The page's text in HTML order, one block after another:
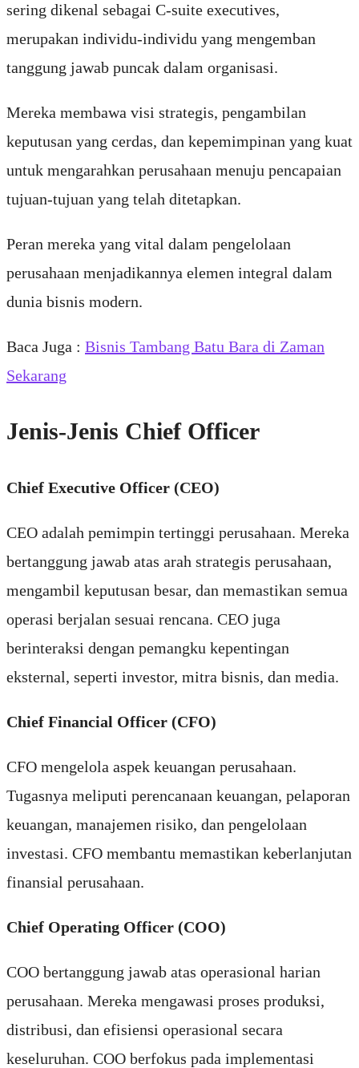
sering dikenal sebagai C-suite executives,
merupakan individu-individu yang mengemban
tanggung jawab puncak dalam organisasi.
Mereka membawa visi strategis, pengambilan
keputusan yang cerdas, dan kepemimpinan yang kuat
untuk mengarahkan perusahaan menuju pencapaian
tujuan-tujuan yang telah ditetapkan.
Peran mereka yang vital dalam pengelolaan
perusahaan menjadikannya elemen integral dalam
dunia bisnis modern.
Baca Juga : Bisnis Tambang Batu Bara di Zaman
Sekarang
Jenis-Jenis Chief Officer
Chief Executive Officer (CEO)
CEO adalah pemimpin tertinggi perusahaan. Mereka
bertanggung jawab atas arah strategis perusahaan,
mengambil keputusan besar, dan memastikan semua
operasi berjalan sesuai rencana. CEO juga
berinteraksi dengan pemangku kepentingan
eksternal, seperti investor, mitra bisnis, dan media.
Chief Financial Officer (CFO)
CFO mengelola aspek keuangan perusahaan.
Tugasnya meliputi perencanaan keuangan, pelaporan
keuangan, manajemen risiko, dan pengelolaan
investasi. CFO membantu memastikan keberlanjutan
finansial perusahaan.
Chief Operating Officer (COO)
COO bertanggung jawab atas operasional harian
perusahaan. Mereka mengawasi proses produksi,
distribusi, dan efisiensi operasional secara
keseluruhan. COO berfokus pada implementasi